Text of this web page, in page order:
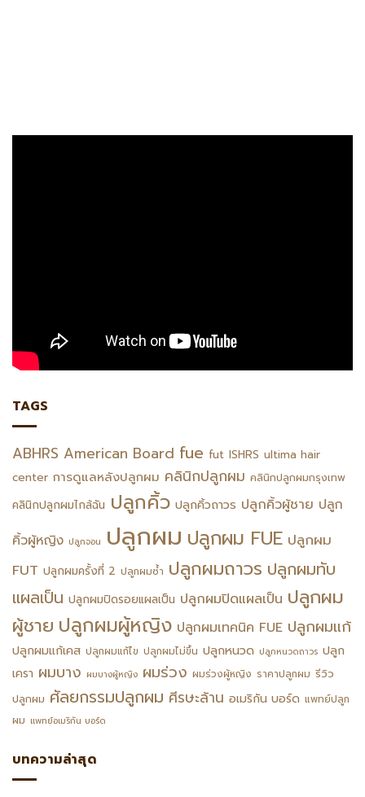
TAGS
ABHRS American Board fue fut ISHRS ultima hair
center การดูแลหลังปลูกผม คลินิกปลูกผม คลินิกปลูกผมกรุงเทพ
คลินิกปลูกผมไกล้ฉัน ปลูกคิ้ว ปลูกคิ้วถาวร ปลูกคิ้วผู้ชาย ปลูก
คิ้วผู้หญิง ปลูกจอน ปลูกผม ปลูกผม FUE ปลูกผม
FUT ปลูกผมครั้งที่ 2 ปลูกผมซ้ำ ปลูกผมถาวร ปลูกผมทับ
แผลเป็น ปลูกผมปิดรอยแผลเป็น ปลูกผมปิดแผลเป็น ปลูกผม
ผู้ชาย ปลูกผมผู้หญิง ปลูกผมเทคนิค FUE ปลูกผมแก้
ปลูกผมแก้เคส ปลูกผมแก้ไข ปลูกผมไม่ขึ้น ปลูกหนวด ปลูกหนวดถาวร ปลูก
เครา ผมบาง ผมบางผู้หญิง ผมร่วง ผมร่วงผู้หญิง ราคาปลูกผม รีวิว
ปลูกผม ศัลยกรรมปลูกผม ศีรษะล้าน อเมริกัน บอร์ด แพทย์ปลูก
ผม แพทย์อเมริกัน บอร์ด
บทความล่าสุด